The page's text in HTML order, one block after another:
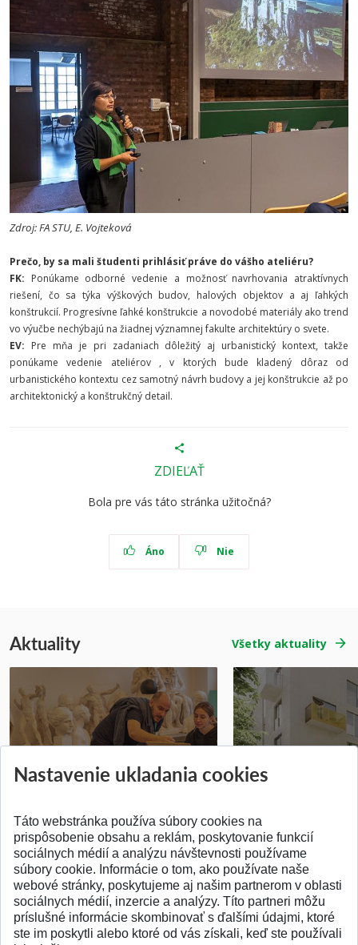
Zdroj: FA STU, E. Vojteková
Prečo, by sa mali študenti prihlásiť práve do vášho ateliéru?
FK: Ponúkame odborné vedenie a možnosť navrhovania atraktívnych
riešení, čo sa týka výškových budov, halových objektov a aj ľahkých
konštrukcií. Progresívne ľahké konštrukcie a novodobé materiály ako trend
vo výučbe nechýbajú na žiadnej významnej fakulte architektúry o svete.
EV: Pre mňa je pri zadaniach dôležitý aj urbanistický kontext, takže
ponúkame vedenie ateliérov , v ktorých bude kladený dôraz od
urbanistického kontextu cez samotný návrh budovy a jej konštrukcie až po
architektonický a konštrukčný detail.
ZDIEĽAŤ
Bola pre vás táto stránka užitočná?
Áno Nie
Aktuality Všetky aktuality
Pridané 14.07.2026 Pridané 03.07.2026
SPÄŤ NA VRCH
Nastavenie ukladania cookies
Táto webstránka používa súbory cookies na
prispôsobenie obsahu a reklám, poskytovanie funkcií
sociálnych médií a analýzu návštevnosti používame
súbory cookie. Informácie o tom, ako používate naše
webové stránky, poskytujeme aj našim partnerom v oblasti
sociálnych médií, inzercie a analýzy. Títo partneri môžu
príslušné informácie skombinovať s ďalšími údajmi, ktoré
ste im poskytli alebo ktoré od vás získali, keď ste používali